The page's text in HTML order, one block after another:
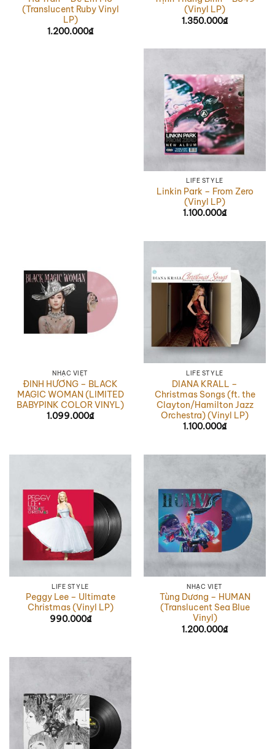
(Translucent Ruby Vinyl
LP)
1.200.000₫
(Vinyl LP)
1.350.000₫
LIFE STYLE
Linkin Park – From Zero
(Vinyl LP)
1.100.000₫
NHẠC VIỆT
ĐINH HƯƠNG – BLACK
MAGIC WOMAN (LIMITED
BABYPINK COLOR VINYL)
1.099.000₫
LIFE STYLE
DIANA KRALL –
Christmas Songs (ft. the
Clayton/Hamilton Jazz
Orchestra) (Vinyl LP)
1.100.000₫
LIFE STYLE
Peggy Lee – Ultimate
Christmas (Vinyl LP)
990.000₫
NHẠC VIỆT
Tùng Dương – HUMAN
(Translucent Sea Blue
Vinyl)
1.200.000₫